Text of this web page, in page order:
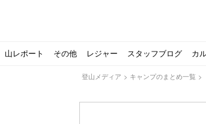
山レポート その他 レジャー スタッフブログ カ
登山メディア > キャンプのまとめ一覧 >